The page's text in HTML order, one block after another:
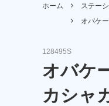
ホーム
ステー
オバケ
128495S
オバケ
カシャ